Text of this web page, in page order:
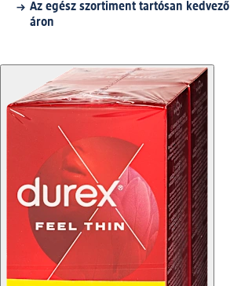
Az egész szortiment tartósan kedvező
áron